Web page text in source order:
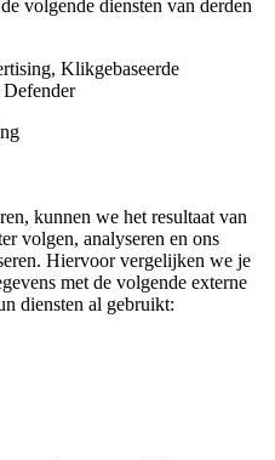
volgende diensten van derden
Klikgebaseerde
kunnen we het resultaat van
volgen, analyseren en ons
Hiervoor vergelijken we je
met de volgende externe
diensten al gebruikt: